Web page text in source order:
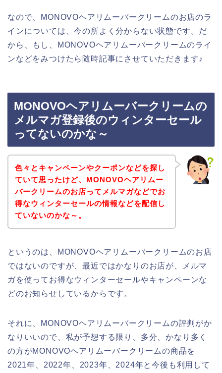
なので、MONOVOヘアリムーバークリームのお店のラ
インについては、今の所よく分からない状態です。だ
から、もし、MONOVOヘアリムーバークリームのライ
ンなどをみつけたら随時記事にさせていただきます♪
MONOVOヘアリムーバークリームの
メルマガ登録後のウィンターセール
ってないのかな～
色々とキャンペーンやクーポンなどを探し
ていて思ったけど、MONOVOヘアリムー
バークリームのお店ってメルマガなどでお
得なウィンターセールの情報などを配信し
ていないのかな～。
というのは、MONOVOヘアリムーバークリームのお店
ではないのですが、最近ではかなりのお店が、メルマ
ガを使ってお得なウィンターセールやキャンペーンな
どのお知らせしているからです。
それに、MONOVOヘアリムーバークリームの評判がか
なりいいので、私が予想する限り、多分、かなり多く
の方がMONOVOヘアリムーバークリームの商品を
2021年、2022年、2023年、2024年と今後も利用して